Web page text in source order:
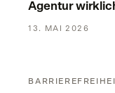
Agentur
13. MAI 2026